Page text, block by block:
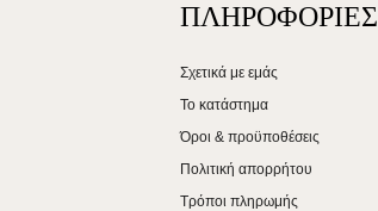
ΠΛΗΡΟΦΟΡΙΕΣ
Σχετικά με εμάς
Το κατάστημα
Όροι & προϋποθέσεις
Πολιτική απορρήτου
Τρόποι πληρωμής